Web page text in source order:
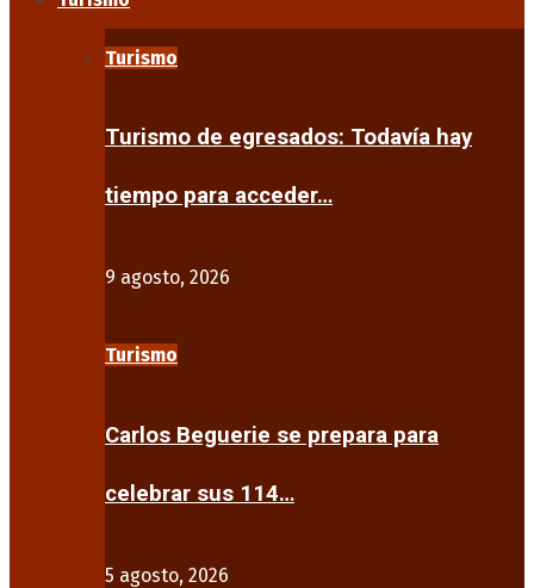
Turismo
Turismo de egresados: Todavía hay
tiempo para acceder…
9 agosto, 2026
Turismo
Carlos Beguerie se prepara para
celebrar sus 114…
5 agosto, 2026